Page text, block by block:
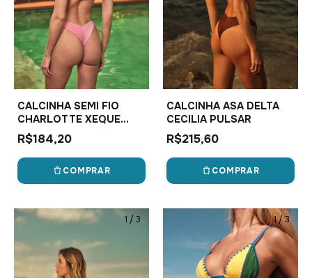
CALCINHA SEMI FIO
CHARLOTTE XEQUE
MATE
R$184,20
COMPRAR
CALCINHA ASA DELTA
CECILIA PULSAR
R$215,60
COMPRAR
1 / 3 1/3